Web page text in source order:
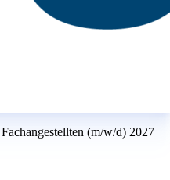
(m/w/d) 2027